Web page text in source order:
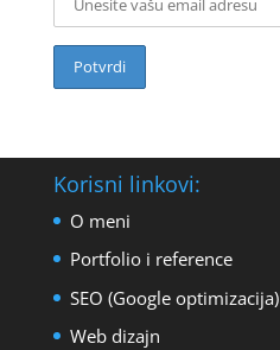
Korisni linkovi:
O meni
Portfolio i reference
SEO (Google optimizacija)
Web dizajn